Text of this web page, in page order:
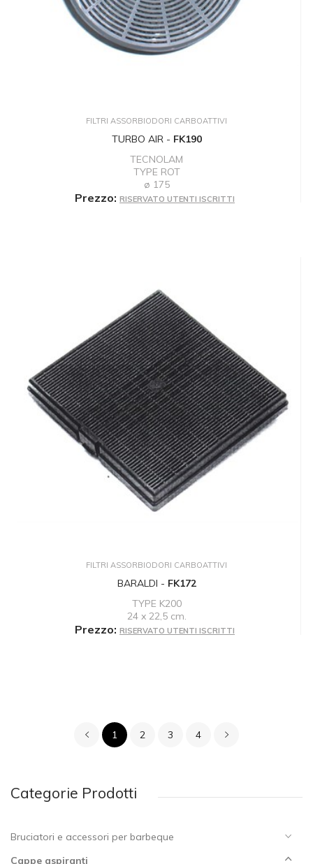
FILTRI ASSORBIODORI CARBOATTIVI
TURBO AIR - FK190
TECNOLAM
TYPE ROT
ø 175
Prezzo: RISERVATO UTENTI ISCRITTI
FILTRI ASSORBIODORI CARBOATTIVI
BARALDI - FK172
TYPE K200
24 x 22,5 cm.
Prezzo: RISERVATO UTENTI ISCRITTI
1 2 3 4
Categorie Prodotti
Bruciatori e accessori per barbeque
Cappe aspiranti